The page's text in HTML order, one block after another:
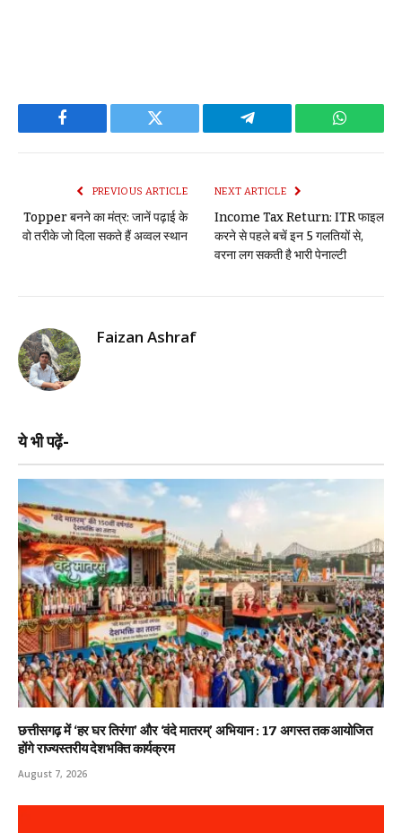
Facebook Twitter Telegram
PREVIOUS ARTICLE
Topper बनने का मंत्र: जानें पढ़ाई के
वो तरीके जो दिला सकते हैं अव्वल स्थान
NEXT ARTICLE
Income Tax Return: ITR फाइल
करने से पहले बचें इन 5 गलतियों से,
वरना लग सकती है भारी पेनाल्टी
Faizan Ashraf
ये भी पढ़ें-
छत्तीसगढ़ में ‘हर घर तिरंगा’ और ‘वंदे मातरम्’ अभियान : 17 अगस्त तक आयोजित
होंगे राज्यस्तरीय देशभक्ति कार्यक्रम
August 7, 2026